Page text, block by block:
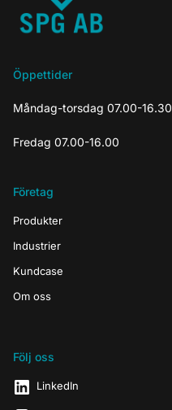
Öppettider
Måndag-torsdag 07.00-16.30
Fredag 07.00-16.00
Företag
Produkter
Industrier
Kundcase
Om oss
Följ oss
LinkedIn